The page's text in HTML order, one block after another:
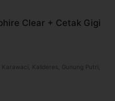
untuk pembelian
convenience
Clear + Cetak Gigi
Kalideres, Gunung Putri,